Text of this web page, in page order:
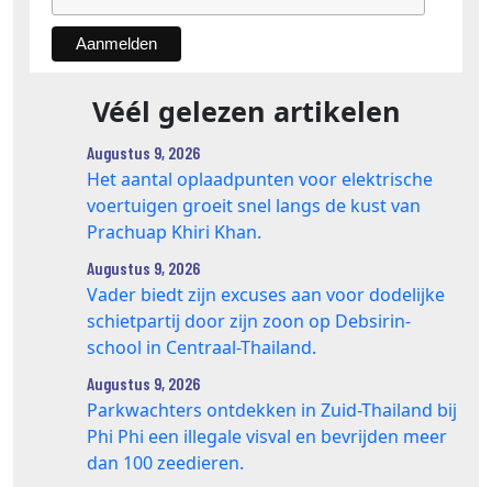
Véél gelezen artikelen
Augustus 9, 2026
Het aantal oplaadpunten voor elektrische
voertuigen groeit snel langs de kust van
Prachuap Khiri Khan.
Augustus 9, 2026
Vader biedt zijn excuses aan voor dodelijke
schietpartij door zijn zoon op Debsirin-
school in Centraal-Thailand.
Augustus 9, 2026
Parkwachters ontdekken in Zuid-Thailand bij
Phi Phi een illegale visval en bevrijden meer
dan 100 zeedieren.